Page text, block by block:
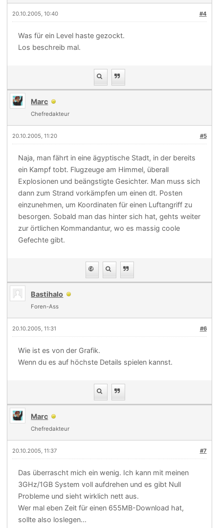
#4
20.10.2005, 10:40
Was für ein Level haste gezockt.
Los beschreib mal.
Marc
Chefredakteur
#5
20.10.2005, 11:20
Naja, man fährt in eine ägyptische Stadt, in der bereits
ein Kampf tobt. Flugzeuge am Himmel, überall
Explosionen und beängstigte Gesichter. Man muss sich
dann zum Strand vorkämpfen um einen dt. Posten
einzunehmen, um Koordinaten für einen Luftangriff zu
besorgen. Sobald man das hinter sich hat, gehts weiter
zur örtlichen Kommandantur, wo es massig coole
Gefechte gibt.
Bastihalo
Foren-Ass
#6
20.10.2005, 11:31
Wie ist es von der Grafik.
Wenn du es auf höchste Details spielen kannst.
Marc
Chefredakteur
#7
20.10.2005, 11:37
Das überrascht mich ein wenig. Ich kann mit meinen
3GHz/1GB System voll aufdrehen und es gibt Null
Probleme und sieht wirklich nett aus.
Wer mal eben Zeit für einen 655MB-Download hat,
sollte also loslegen...